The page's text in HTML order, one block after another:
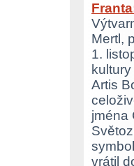
Mertl,
1.
Artis
jména
vrátil